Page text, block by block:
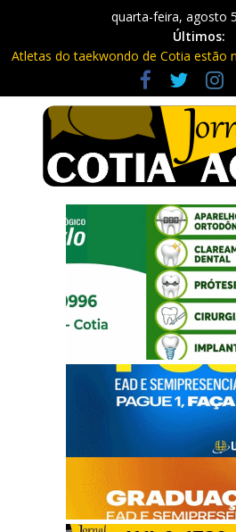
quarta-feira, agosto
Últimos:
Atletas do taekwondo de Cotia estão
Fique atento: Câmeras com IA na
multando
Repasse de impostos estaduais para
300 milhões no ano
Três procurados da Justiça são
Grande pela PM